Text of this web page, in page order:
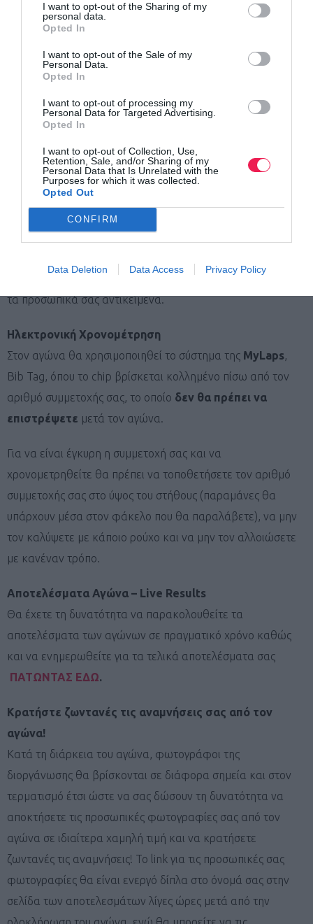
I want to opt-out of the Sharing of my
personal data.
Opted In
I want to opt-out of the Sale of my
Personal Data.
Opted In
I want to opt-out of processing my
Personal Data for Targeted Advertising.
Opted In
I want to opt-out of Collection, Use,
Retention, Sale, and/or Sharing of my
Personal Data that Is Unrelated with the
Purposes for which it was collected.
Opted Out
CONFIRM
Data Deletion Data Access Privacy Policy
Χώρος προθέρμανσης
Η προθέρμανση μπορεί να πραγματοποιηθεί εντός του
έχετε ολοκληρώσει την προθέρμανση και έχετε παραδώσει
τα προσωπικά σας αντικείμενα.
Ηλεκτρονική Χρονομέτρηση
Στον αγώνα θα χρησιμοποιηθεί το σύστημα της MyLaps,
Bib Tag, όπου το chip βρίσκεται κολλημένο πίσω από τον
αριθμό συμμετοχής σας, το οποίο δεν θα πρέπει να
επιστρέψετε μετά τον αγώνα.
Για να είναι έγκυρη η συμμετοχή σας και να
χρονομετρηθείτε θα πρέπει να τοποθετήσετε τον αριθμό
συμμετοχής σας στο ύψος του στήθους (παραμάνες θα
υπάρχουν μέσα στον φάκελο που θα παραλάβετε), να μην
τον καλύψετε με κάποιο ρούχο και να μην τον αλλοιώσετε
με κανέναν τρόπο.
Αποτελέσματα Αγώνα – Live Results
Θα έχετε τη δυνατότητα να παρακολουθείτε τα
αποτελέσματα των αγώνων σε πραγματικό χρόνο καθώς
και να ενημερωθείτε για τα τελικά αποτελέσματα σας
ΠΑΤΩΝΤΑΣ ΕΔΩ.
Κρατήστε ζωντανές τις αναμνήσεις σας από τον
αγώνα!
Κατά τη διάρκεια του αγώνα, φωτογράφοι της
διοργάνωσης θα βρίσκονται σε διάφορα σημεία και στον
τερματισμό έτσι ώστε να σας δώσουν τη δυνατότητα να
αποκτήσετε τις προσωπικές φωτογραφίες σας από τον
αγώνα σε ιδιαίτερα χαμηλή τιμή και να κρατήσετε
ζωντανές τις αναμνήσεις! Το link για τις προσωπικές σας
φωτογραφίες θα είναι ενεργό δίπλα στο όνομά σας στην
σελίδα των αποτελεσμάτων λίγες ώρες μετά από την